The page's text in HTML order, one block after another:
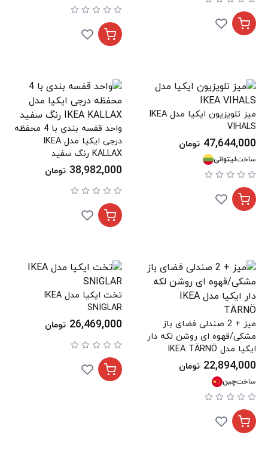
میز تلویزیون ایکیا مدل IKEA
VIHALS
47,644,000 تومان
ساختلیتوانی
واحد قفسه بندی با 4 محفظه
درجی ایکیا مدل IKEA
KALLAX رنگ سفید
38,982,000 تومان
میز + 2 صندلی فضای باز
مشکی/قهوه ای روشن لکه دار
ایکیا مدل IKEA TÄRNÖ
22,894,000 تومان
ساختچین
تخت ایکیا مدل IKEA
SNIGLAR
26,469,000 تومان